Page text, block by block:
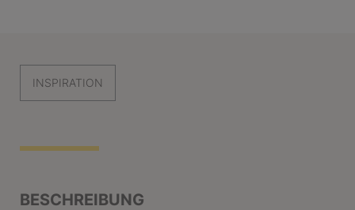
INSPIRATION
BESCHREIBUNG